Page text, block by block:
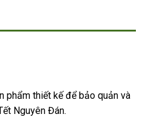
phẩm thiết kế để bảo quản và
Nguyên Đán.